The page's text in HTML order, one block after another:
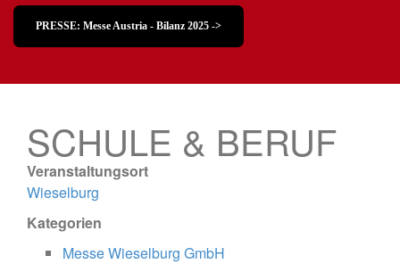
PRESSE: Messe Austria - Bilanz 2025 ->
SCHULE & BERUF
Veranstaltungsort
Wieselburg
Kategorien
Messe Wieselburg GmbH